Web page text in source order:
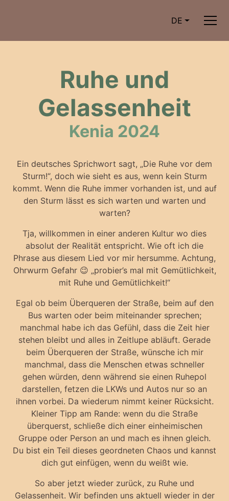
DE
Ruhe und
Gelassenheit
Kenia 2024
Ein deutsches Sprichwort sagt, „Die Ruhe vor dem
Sturm!“, doch wie sieht es aus, wenn kein Sturm
kommt. Wenn die Ruhe immer vorhanden ist, und auf
den Sturm lässt es sich warten und warten und
warten?
Tja, willkommen in einer anderen Kultur wo dies
absolut der Realität entspricht. Wie oft ich die
Phrase aus diesem Lied vor mir hersumme. Achtung,
Ohrwurm Gefahr 😉 „probier’s mal mit Gemütlichkeit,
mit Ruhe und Gemütlichkeit!“
Egal ob beim Überqueren der Straße, beim auf den
Bus warten oder beim miteinander sprechen;
manchmal habe ich das Gefühl, dass die Zeit hier
stehen bleibt und alles in Zeitlupe abläuft. Gerade
beim Überqueren der Straße, wünsche ich mir
manchmal, dass die Menschen etwas schneller
gehen würden, denn während sie einen Ruhepol
darstellen, fetzen die LKWs und Autos nur so an
ihnen vorbei. Da wiederum nimmt keiner Rücksicht.
Kleiner Tipp am Rande: wenn du die Straße
überquerst, schließe dich einer einheimischen
Gruppe oder Person an und mach es ihnen gleich.
Du bist ein Teil dieses geordneten Chaos und kannst
dich gut einfügen, wenn du weißt wie.
So aber jetzt wieder zurück, zu Ruhe und
Gelassenheit. Wir befinden uns aktuell wieder in der